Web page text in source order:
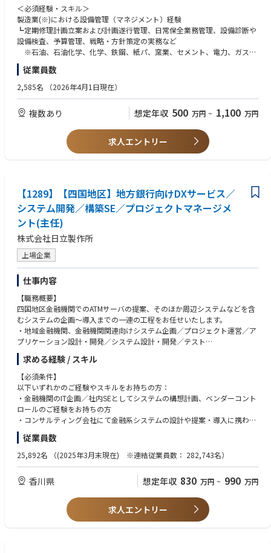
＜仕事内容＞
●プラントにおける現場と経営をつなぐコンサルティング
設備管理コンサルタントとして現場の課題と経営の課題をつないで設備管
理のあるべき姿の構築支援や
生産性の向上、利益の最大化に貢献するための課題特定・業務改善コンサ
●保安力、設備信頼性、稼働率、保全性などの改善に向けたトータルアセ
ットマネジメント支援将来ビジョン策定支援
設備のライフサイクルにおいて設備を最大限活用するための戦略策定や
方針策定を支援するコンサルティング
●デジタルトランスフォーメーション（DX）実現支援
調査をして社内でメンバーと提案内容を検討して、お客様に提案を実施し
ます。
●課題特定や課題解決、業務改善を支援するための計画を立案して提案を
実施、受注後はその計画に基づいてコンサルティングを実施。
●システム提案に至った場合にはシステム導入のエンジニアに引継ぎし導
入を実施してもらう。
導入後のフォローを計画して運用に問題がないかなどのコンサルティング
を実施。
＜このポジションの魅力・ポイント＞
●その場しのぎの提案ではなく、長く安定して効率的に設備管理を行って
もらうための支援であるので、お客様に感謝をされる業務です。
●ご自身の知識を活かして、他のメンバーの知識も取り入れて相乗効果を
発揮できるとともに、ご自身の成長も実感できる満足度の高い仕事です。
●DXや設備管理の知識が十分でなくても、メンバーで業務遂行を実施する
のと
先輩社員が教育を実施することによって独り立ちできるようにサポートい
たします。
●今までの設備管理の経験や知見を活かして、ジョブチェンジをすること
ができます。
●すべての業種業界で仕事をすることができますので、今までとは違った
経験や知見を得ることができ、
将来にわたってキャリアアップをすることができます。
＜必須経験・スキル＞
製造業(※)における設備管理（マネジメント）経験
┗定期修理計画立案および計画遂行管理、日常保全業務管理、設備診断や
設備検査、予算管理、戦略・方針策定の実務など
※石油、石油化学、化学、鉄鋼、紙パ、窯業、セメント、電力、ガス、
自動車、FAなど
＜歓迎資格・スキル＞
設備維持管理士（石油学会）
設備等のリスクマネジメント技術者（日本高圧力技術協会）
設備管理士、計画保全士（日本プラントメンテナンス協会）
従業員数
2,585名 （2026年4月1日現在）
複数あり 想定年収 500 万円 ~ 1,100 万円
求人エントリー
【1289】【四国地区】地方銀行向けDXサービス／
システム開発／構築SE／プロジェクトマネージメ
ント(主任)
株式会社日立製作所
上場企業
仕事内容
【職務概要】
四国地区金融機関でのATMサーバの提案、そのほか周辺システムなどを含
むシステムの企画～導入までの一連の工程をお任せいたします。
・地域金融機関、金融機関関連向けシステム企画／プロジェクト運営／ア
プリケーション設計・開発／システム設計・開発／テスト
現在は営業も含め、システムの提案活動も進めております。来年度からは
PJ開始を想定しており、徐々にサーバ関連以外の案件の対応などもプロジ
ェクトマネジメントをお任せする予定です。
【職務詳細】
・システム化構想策定、要件定義支援などの上流工程の推進
・システム化提案の推進
ト
・既導入システムの維持保守取纏
・パブリッククラウド（AWS／Azure他）へのクラウドリフト・シフト計
画の策定／リスト・シフトプロジェクトの推進
※営業と共に案件化のためのプレ活動を行っていただきます。フロントSE
た技術領域に関する説明や提案をいただきます。
※PJの進行状況にもよりますが、プレ活動時は状況に応じて出張ベースで
求める経験 / スキル
【必須条件】
以下いずれかのご経験やスキルをお持ちの方：
・金融機関のIT企画／社内SEとしてシステムの構想計画、ベンダーコント
ロールのご経験をお持ちの方
・コンサルティング会社にて金融系システムの設計や提案・導入に携わっ
たご経験をお持ちの方
・システムエンジニアとして設計・構築（上流～下流）のご経験をお持ち
の方
【歓迎条件】
・顧客と仕様、工数、金額折衝ができる人財
・銀行業務ノウハウを保有(銀行業務に関するシステム提供経験でも可)
・プロジェクトマネジメント経験を保有
・システム開発／アプリケーション開発作業経験(目安：3年以上)
従業員数
25,892名 （(2025年3月末現在) ※連結従業員数： 282,743名）
香川県 想定年収 830 万円 ~ 990 万円
求人エントリー